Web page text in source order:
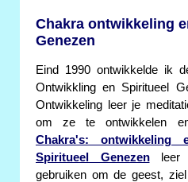
Chakra ontwikkeling
Genezen
Eind 1990 ontwikkelde ik
Ontwikkling en Spiritueel
Ontwikkeling leer je
om ze te ontwikkelen
Chakra's: ontwikkeling
Spiritueel Genezenleer
gebruiken om de geest,